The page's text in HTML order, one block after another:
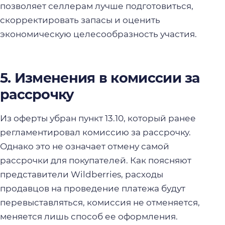
позволяет селлерам лучше подготовиться,
скорректировать запасы и оценить
экономическую целесообразность участия.
5. Изменения в комиссии за
рассрочку
Из оферты убран пункт 13.10, который ранее
регламентировал комиссию за рассрочку.
Однако это не означает отмену самой
рассрочки для покупателей. Как поясняют
представители Wildberries, расходы
продавцов на проведение платежа будут
перевыставляться, комиссия не отменяется,
меняется лишь способ ее оформления.